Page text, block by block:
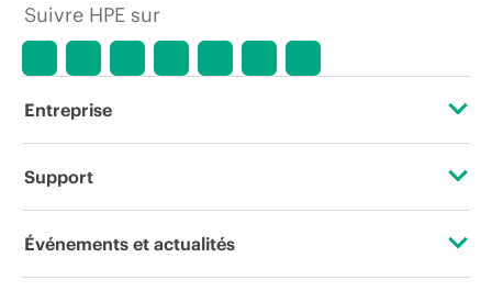
Suivre HPE sur
Entreprise
Support
Services d’assistance opérationnelle (OSS)
Événements et actualités